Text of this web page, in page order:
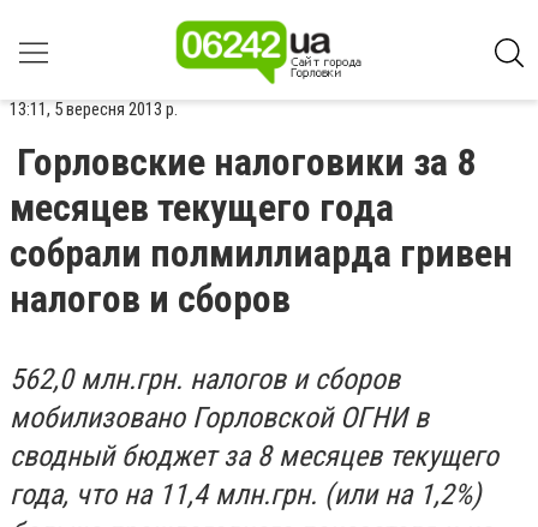
13:11, 5 вересня 2013 р.
Горловские налоговики за 8
месяцев текущего года
собрали полмиллиарда гривен
налогов и сборов
562,0 млн.грн. налогов и сборов
мобилизовано Горловской ОГНИ в
сводный бюджет за 8 месяцев текущего
года, что на 11,4 млн.грн. (или на 1,2%)